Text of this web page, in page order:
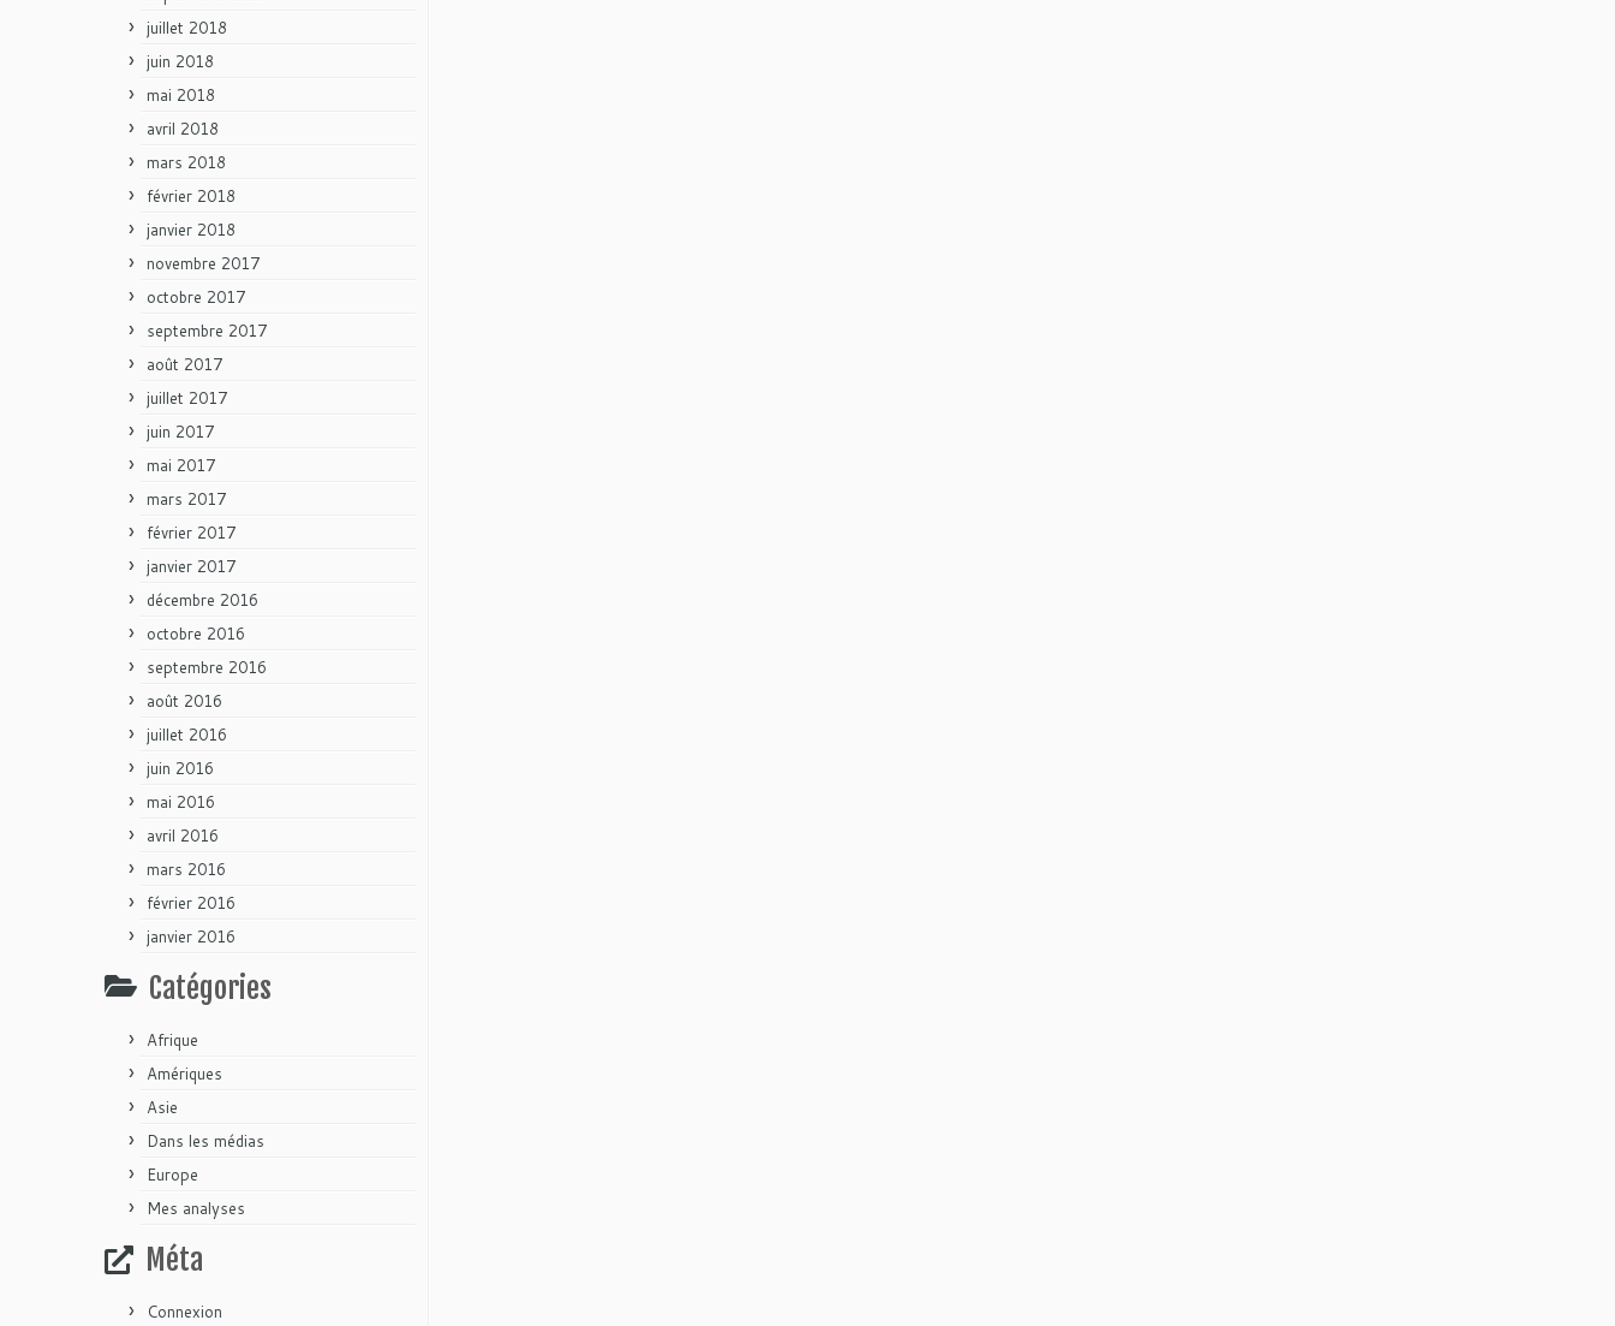
juillet 2018
juin 2018
mai 2018
avril 2018
mars 2018
février 2018
janvier 2018
novembre 2017
octobre 2017
septembre 2017
août 2017
juillet 2017
juin 2017
mai 2017
mars 2017
février 2017
janvier 2017
décembre 2016
octobre 2016
septembre 2016
août 2016
juillet 2016
juin 2016
mai 2016
avril 2016
mars 2016
février 2016
janvier 2016
Catégories
Afrique
Amériques
Asie
Dans les médias
Europe
Mes analyses
Méta
Connexion